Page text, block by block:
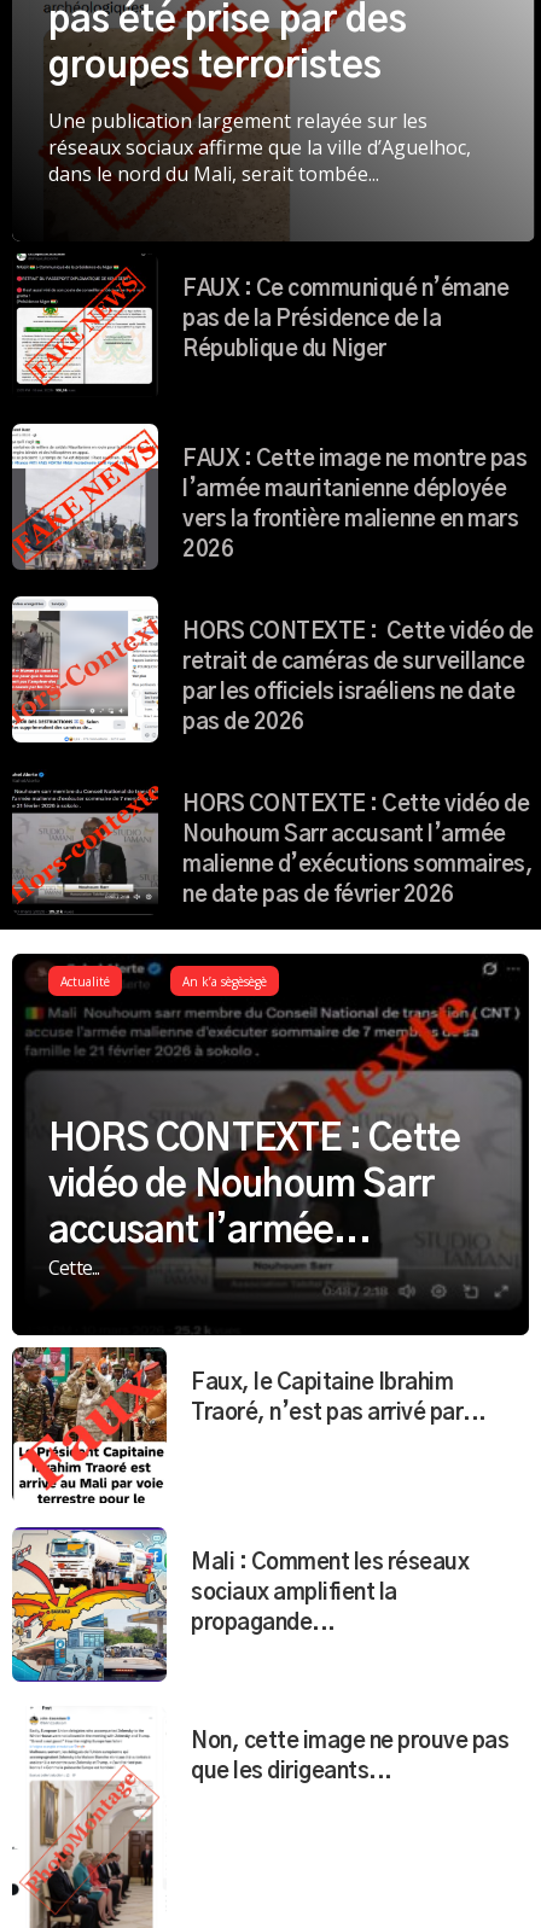
pas été prise par des
groupes terroristes
Une publication largement relayée sur les
réseaux sociaux affirme que la ville d’Aguelhoc,
dans le nord du Mali, serait tombée...
FAUX : Ce communiqué n’émane
pas de la Présidence de la
République du Niger
FAUX : Cette image ne montre pas
l’armée mauritanienne déployée
vers la frontière malienne en mars
2026
HORS CONTEXTE : Cette vidéo de
retrait de caméras de surveillance
par les officiels israéliens ne date
pas de 2026
HORS CONTEXTE : Cette vidéo de
Nouhoum Sarr accusant l’armée
malienne d’exécutions sommaires,
ne date pas de février 2026
Actualité An k’a sègèsègè
HORS CONTEXTE : Cette
vidéo de Nouhoum Sarr
accusant l’armée...
Cette...
Faux, le Capitaine Ibrahim
Traoré, n’est pas arrivé par...
Mali : Comment les réseaux
sociaux amplifient la
propagande...
Non, cette image ne prouve pas
que les dirigeants...